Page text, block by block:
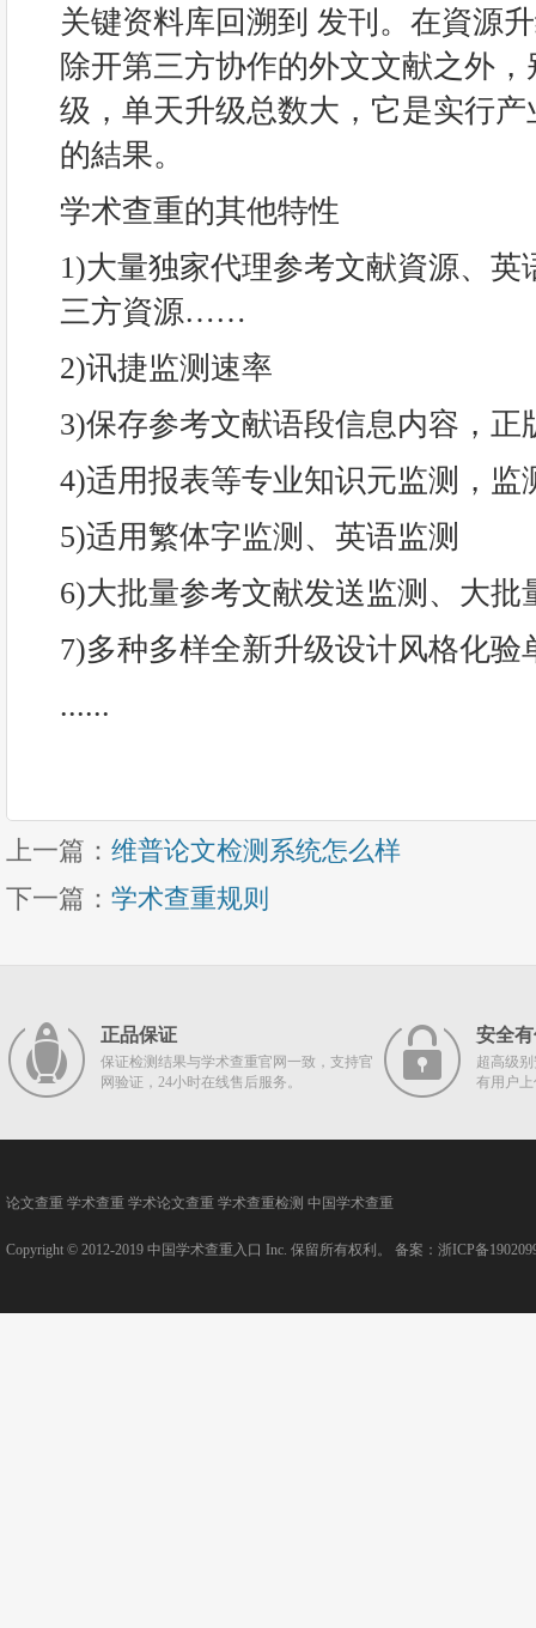
关键资料库回溯到 发刊。在資源
除开第三方协作的外文文献之外
级，单天升级总数大，它是实行
的結果。
学术查重的其他特性
1)大量独家代理参考文献資源、
三方資源……
2)讯捷监测速率
3)保存参考文献语段信息内容，正
4)适用报表等专业知识元监测，监
5)适用繁体字监测、英语监测
6)大批量参考文献发送监测、大批
7)多种多样全新升级设计风格化
......
上一篇： 维普论文检测系统怎么样
下一篇： 学术查重规则
正品保证
保证检测结果与学术查重官网一致，支持官
网验证，24小时在线售后服务。
安全
超高级
有用户
论文查重 学术查重 学术论文查重 学术查重检测 中国学术查重
Copyright © 2012-2019 中国学术查重入口 Inc. 保留所有权利。 备案： 浙ICP备